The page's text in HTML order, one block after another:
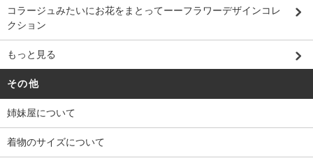
コラージュみたいにお花をまとってーーフラワーデザインコレ
クション
もっと見る
その他
姉妹屋について
着物のサイズについて